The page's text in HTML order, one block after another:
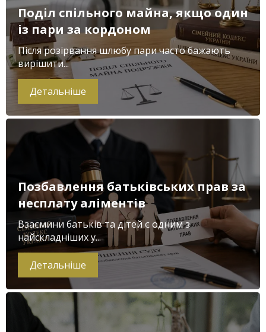
Поділ спільного майна, якщо один
із пари за кордоном
Після розірвання шлюбу пари часто бажають
вирішити...
Детальніше
Позбавлення батьківських прав за
несплату аліментів
Взаємини батьків та дітей є одним з
найскладніших у...
Детальніше